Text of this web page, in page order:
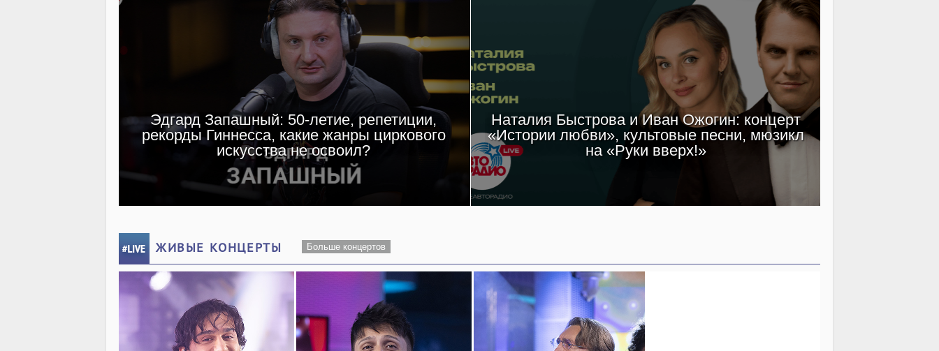
Эдгард Запашный: 50-летие, репетиции,
рекорды Гиннесса, какие жанры циркового
искусства не освоил?
Наталия Быстрова и Иван Ожогин: концерт
«Истории любви», культовые песни, мюзикл
на «Руки вверх!»
ЖИВЫЕ КОНЦЕРТЫ Больше концертов